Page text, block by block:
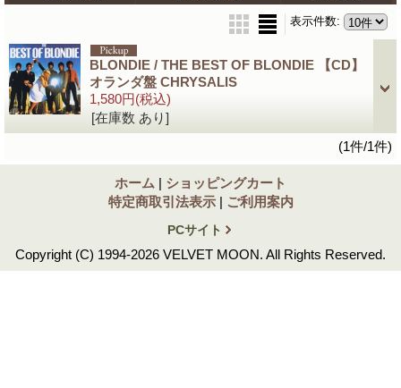
表示件数:
BLONDIE / THE BEST OF BLONDIE 【CD】
オランダ盤 CHRYSALIS
1,580円(税込)
[在庫数 あり]
(1件/1件)
ホーム | ショッピングカート
特定商取引法表示 | ご利用案内
PCサイト
Copyright (C) 1994-2026 VELVET MOON. All Rights Reserved.